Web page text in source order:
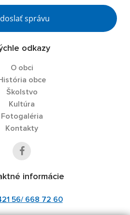
správu
odkazy
O obci
obce
Školstvo
Kultúra
Fotogaléria
Kontakty
informácie
56/ 668 72 60